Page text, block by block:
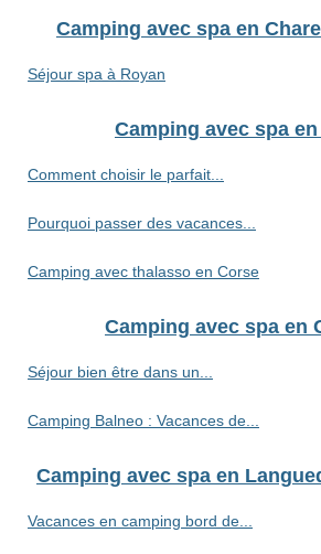
Camping avec spa en
Séjour spa à Royan
Camping avec spa
Comment choisir le parfait...
Pourquoi passer des vacances...
Camping avec thalasso en Corse
Camping avec spa en
Séjour bien être dans un...
Camping Balneo : Vacances de...
Camping avec spa en
Vacances en camping bord de...